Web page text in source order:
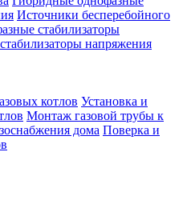
Источники бесперебойного
стабилизаторы
напряжения
котлов Установка и
Монтаж газовой трубы к
дома Поверка и